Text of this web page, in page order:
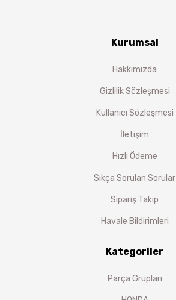
Kurumsal
Hakkımızda
Gizlilik Sözleşmesi
Kullanıcı Sözleşmesi
İletişim
Hızlı Ödeme
Sıkça Sorulan Sorular
Sipariş Takip
Havale Bildirimleri
Kategoriler
Parça Grupları